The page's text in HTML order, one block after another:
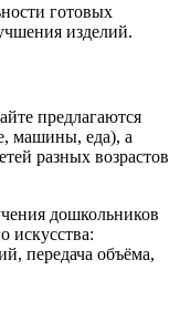
готовых
изделий.
предлагаются
машины, еда), а
разных возрастов
дошкольников
искусства:
передача объёма,